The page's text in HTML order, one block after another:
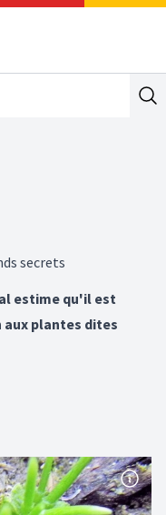
secrets
estime qu'il est
plantes dites